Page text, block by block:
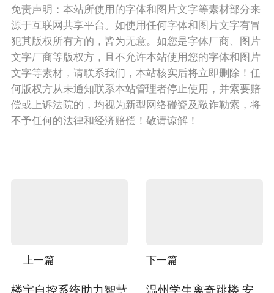
免责声明：本站所使用的字体和图片文字等素材部分来
源于互联网共享平台。如使用任何字体和图片文字有冒
犯其版权所有方的，皆为无意。如您是字体厂商、图片
文字厂商等版权方，且不允许本站使用您的字体和图片
文字等素材，请联系我们，本站核实后将立即删除！任
何版权方从未通知联系本站管理者停止使用，并索要赔
偿或上诉法院的，均视为新型网络碰瓷及敲诈勒索，将
不予任何的法律和经济赔偿！敬请谅解！
上一篇
楼宇自控系统助力智慧
下一篇
温州学生离奇跳楼 安